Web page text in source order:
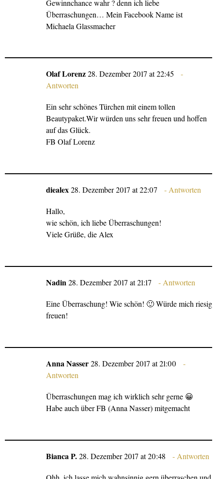
Gewinnchance wahr ? denn ich liebe
Überraschungen… Mein Facebook Name ist
Michaela Glassmacher
Olaf Lorenz28. Dezember 2017 at 22:45
Antworten
Ein sehr schönes Türchen mit einem tollen
Beautypaket.Wir würden uns sehr freuen und hoffen
auf das Glück.
FB Olaf Lorenz
diealex28. Dezember 2017 at 22:07 Antworten
Hallo,
wie schön, ich liebe Überraschungen!
Viele Grüße, die Alex
Nadin28. Dezember 2017 at 21:17 Antworten
Eine Überraschung! Wie schön! 🙂 Würde mich riesig
freuen!
Anna Nasser28. Dezember 2017 at 21:00
Antworten
Überraschungen mag ich wirklich sehr gerne 😀
Habe auch über FB (Anna Nasser) mitgemacht
Bianca P.28. Dezember 2017 at 20:48 Antworten